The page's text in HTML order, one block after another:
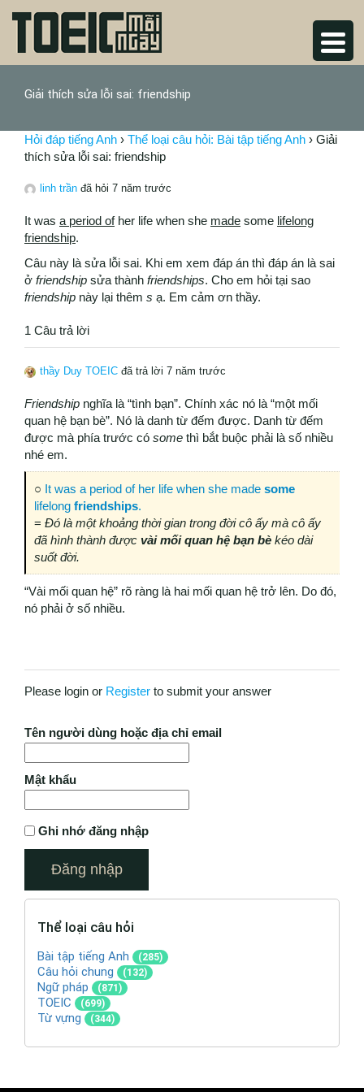
Giải thích sửa lỗi sai: friendship
Hỏi đáp tiếng Anh › Thể loại câu hỏi: Bài tập tiếng Anh › Giải
thích sửa lỗi sai: friendship
linh trần đã hỏi 7 năm trước
It was a period ofher life when she made some lifelong
friendship.
Câu này là sửa lỗi sai. Khi em xem đáp án thì đáp án là sai
ở friendship sửa thành friendships. Cho em hỏi tại sao
friendship này lại thêm s ạ. Em cảm ơn thầy.
1 Câu trả lời
thầy Duy TOEIC đã trả lời 7 năm trước
Friendship nghĩa là “tình bạn”. Chính xác nó là “một mối
quan hệ bạn bè”. Nó là danh từ đếm được. Danh từ đếm
được mà phía trước có some thì bắt buộc phải là số nhiều
nhé em.
○ It was a period of her life when she made some
lifelong friendships.
= Đó là một khoảng thời gian trong đời cô ấy mà cô ấy
đã hình thành được vài mối quan hệ bạn bè kéo dài
suốt đời.
“Vài mối quan hệ” rõ ràng là hai mối quan hệ trở lên. Do đó,
nó phải ở số nhiều.
Please login or Register to submit your answer
Tên người dùng hoặc địa chỉ email
Mật khẩu
Ghi nhớ đăng nhập
Thể loại câu hỏi
Bài tập tiếng Anh (285)
Câu hỏi chung (132)
Ngữ pháp (871)
TOEIC (699)
Từ vựng (344)